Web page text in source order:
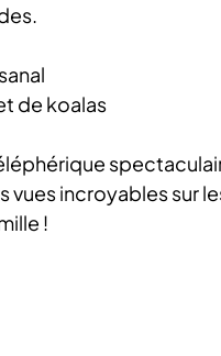
de koalas
incroyables sur
!